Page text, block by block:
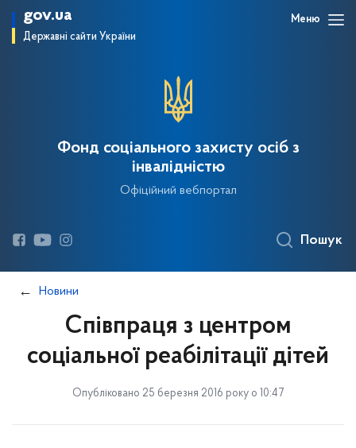
gov.ua
Державні сайти України
Меню
Фонд соціального захисту осіб з
інвалідністю
Офіційний вебпортал
Пошук
Новини
Співпраця з центром
соціальної реабілітації дітей
Опубліковано 25 березня 2016 року о 10:47